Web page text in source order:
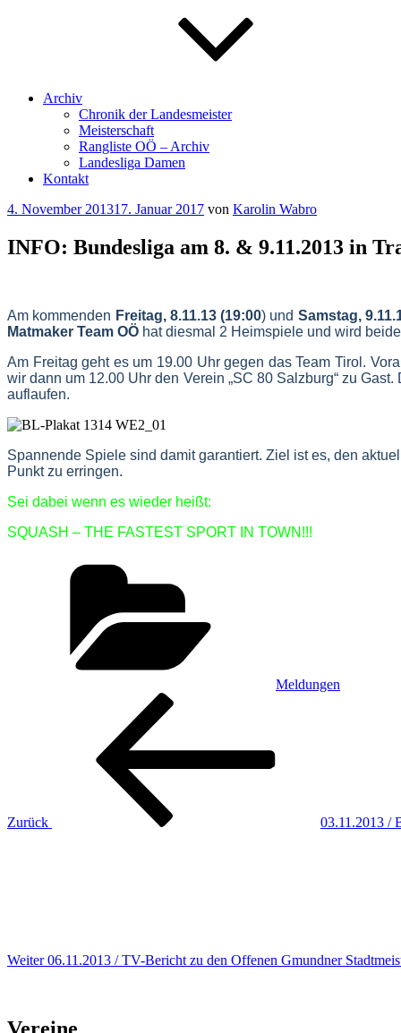
Archiv
Chronik der Landesmeister
Meisterschaft
Rangliste OÖ – Archiv
Landesliga Damen
Kontakt
Veröffentlicht
4. November 201317. Januar 2017 von Karolin Wabro
INFO: Bundesliga am 8. & 9.11.2013 in
Am kommenden Freitag, 8.11.13 (19:00) und Samstag,
Matmaker Team OÖ hat diesmal 2 Heimspiele und wird
Am Freitag geht es um 19.00 Uhr gegen das Team Tirol.
wir dann um 12.00 Uhr den Verein „SC 80 Salzburg“ zu
auflaufen.
Spannende Spiele sind damit garantiert. Ziel ist es, den
Punkt zu erringen.
Sei dabei wenn es wieder heißt:
SQUASH – THE FASTEST SPORT IN TOWN!!!
Meldungen
Beitragsnavigation
Zurück
03.11.2013 /
Weiter 06.11.2013 / TV-Bericht zu den Offenen Gmundner
Vereine